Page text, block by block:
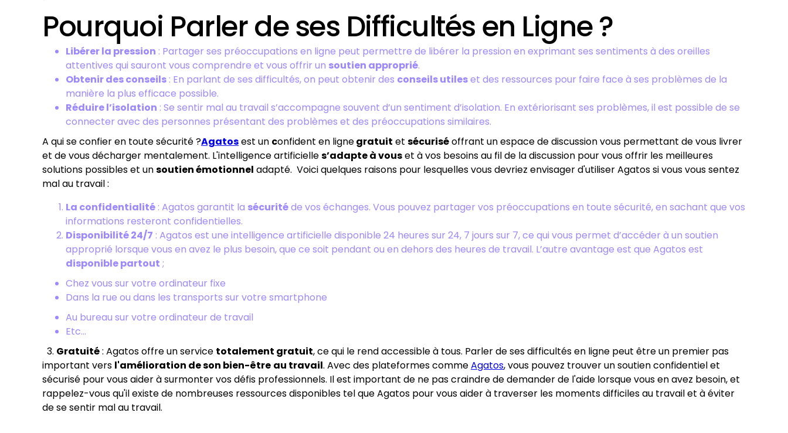
Pourquoi Parler de ses Difficultés en Ligne ?
Libérer la pression : Partager ses préoccupations en ligne peut permettre de libérer la pression en exprimant ses sentiments à des oreilles
attentives qui sauront vous comprendre et vous offrir un soutien approprié.
Obtenir des conseils : En parlant de ses difficultés, on peut obtenir des conseils utileset des ressources pour faire face à ses problèmes de la
manière la plus efficace possible.
Réduire l’isolation : Se sentir mal au travail s’accompagne souvent d’un sentiment d’isolation. En extériorisant ses problèmes, il est possible de se
connecter avec des personnes présentant des problèmes et des préoccupations similaires.
A qui se confier en toute sécurité ?Agatosest un confident en lignegratuit et sécuriséoffrant un espace de discussion vous permettant de vous livrer
et de vous décharger mentalement. L'intelligence artificielles’adapte à vouset à vos besoins au fil de la discussion pour vous offrir les meilleures
solutions possibles et unsoutien émotionnel adapté. Voici quelques raisons pour lesquelles vous devriez envisager d'utiliser Agatos si vous vous sentez
mal au travail :
La confidentialité : Agatos garantit la sécuritéde vos échanges. Vous pouvez partager vos préoccupations en toute sécurité, en sachant que vos
informations resteront confidentielles.
Disponibilité 24/7 : Agatos est une intelligence artificielle disponible 24 heures sur 24, 7 jours sur 7, ce qui vous permet d’accéder à un soutien
approprié lorsque vous en avez le plus besoin, que ce soit pendant ou en dehors des heures de travail. L’autre avantage est que Agatos est
disponible partout ;
Chez vous sur votre ordinateur fixe
Dans la rue ou dans les transports sur votre smartphone
Au bureau sur votre ordinateur de travail
Etc...
3. Gratuité: Agatos offre un service totalement gratuit, ce qui le rend accessible à tous. Parler de ses difficultés en ligne peut être un premier pas
important vers l'amélioration de son bien-être au travail. Avec des plateformes commeAgatos, vous pouvez trouver un soutien confidentiel et
sécurisé pour vous aider à surmonter vos défis professionnels. Il est important de ne pas craindre de demander de l'aide lorsque vous en avez besoin, et
rappelez-vous qu'il existe de nombreuses ressources disponibles tel que Agatos pour vous aider à traverser les moments difficiles au travail et à éviter
de se sentir mal au travail.